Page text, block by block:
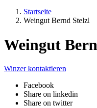
Startseite
Weingut Bernd Stelzl
Weingut
Winzer kontaktieren
Facebook
Share on linkedin
Share on twitter